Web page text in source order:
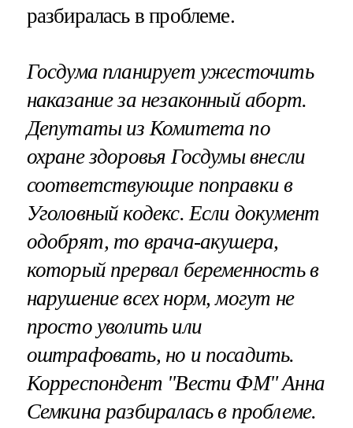
разбиралась в проблеме.
Госдума планирует ужесточить
наказание за незаконный аборт.
Депутаты из Комитета по
охране здоровья Госдумы внесли
соответствующие поправки в
Уголовный кодекс. Если документ
одобрят, то врача-акушера,
который прервал беременность в
нарушение всех норм, могут не
просто уволить или
оштрафовать, но и посадить.
Корреспондент "Вести ФМ" Анна
Семкина разбиралась в проблеме.